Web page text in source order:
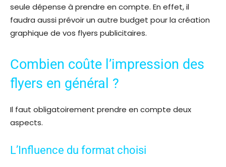
seule dépense à prendre en compte. En effet, il
faudra aussi prévoir un autre budget pour la création
graphique de vos flyers publicitaires.
Combien coûte l’impression des
flyers en général ?
Il faut obligatoirement prendre en compte deux
aspects.
L’Influence du format choisi